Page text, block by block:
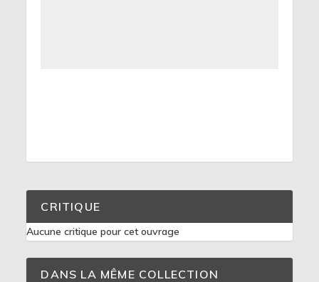
CRITIQUE
Aucune critique pour cet ouvrage
DANS LA MÊME COLLECTION